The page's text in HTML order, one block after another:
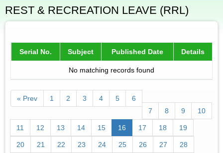
REST & RECREATION LEAVE (RRL)
Serial No. Subject Published Date Details
No matching records found
« Prev 1 2 3 4 5
6
7
8 9 10
11 12 13 14 15 16 17 18 19
20 21 22 23 24 25 26 27 28